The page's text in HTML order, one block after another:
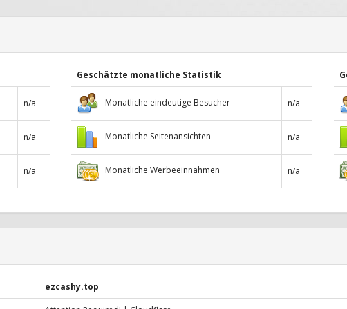
n/a
n/a
n/a
Geschätzte monatliche Statistik
Monatliche eindeutige Besucher n/a
Monatliche Seitenansichten n/a
Monatliche Werbeeinnahmen n/a
ezcashy.top